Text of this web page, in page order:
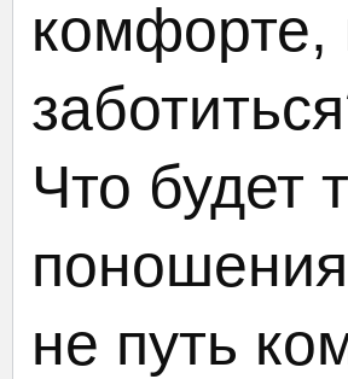
комфорте,
Что будет
не путь